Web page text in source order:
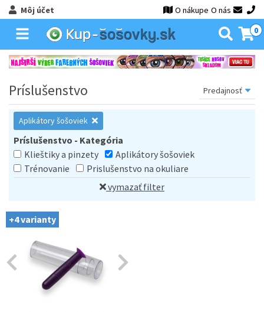
Môj účet O nákupe O nás
0
Príslušenstvo
Aplikátory šošoviek
Príslušenstvo - Kategória
Klieštiky a pinzety
Aplikátory šošoviek
Trénovanie
Prislušenstvo na okuliare
vymazať filter
+4 varianty